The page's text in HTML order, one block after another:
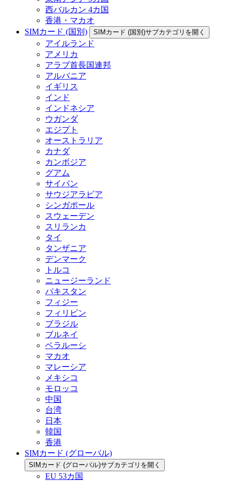
西バルカン 4カ国
香港・マカオ
SIMカード (国別)
SIMカード (国別)サブカテゴリを開く
アイルランド
アメリカ
アラブ首長国連邦
アルバニア
イギリス
インド
インドネシア
ウガンダ
エジプト
オーストラリア
カナダ
カンボジア
グアム
サイパン
サウジアラビア
シンガポール
スウェーデン
スリランカ
タイ
タンザニア
デンマーク
トルコ
ニュージーランド
パキスタン
フィジー
フィリピン
ブラジル
ブルネイ
ベラルーシ
マカオ
マレーシア
メキシコ
モロッコ
中国
台湾
日本
韓国
香港
SIMカード (グローバル)
SIMカード (グローバル)サブカテゴリを開く
EU 53カ国